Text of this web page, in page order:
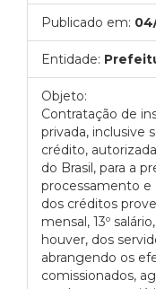
Publicado em:
Entidade:
Objeto:
Contratação de
privada, inclusive
crédito,
do Brasil, para a
processamento
dos créditos
mensal, 13º
houver, dos
abrangendo os
comissionados,